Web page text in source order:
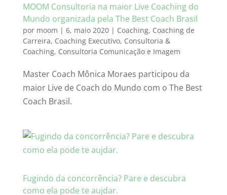
MOOM Consultoria na maior Live Coaching do
Mundo organizada pela The Best Coach Brasil
por moom | 6, maio 2020| Coaching, Coaching de
Carreira, Coaching Executivo, Consultoria &
Coaching, Consultoria Comunicação e Imagem
Master Coach Mônica Moraes participou da
maior Live de Coach do Mundo com o The Best
Coach Brasil.
Fugindo da concorrência? Pare e descubra
como ela pode te aujdar.